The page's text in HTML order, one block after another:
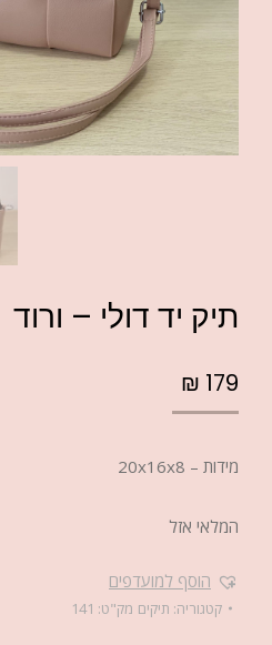
תיק יד דולי – ורוד
₪ 179
מידות – 20x16x8
המלאי אזל
הוסף למועדפים
קטגוריה: תיקים מק"ט: 141